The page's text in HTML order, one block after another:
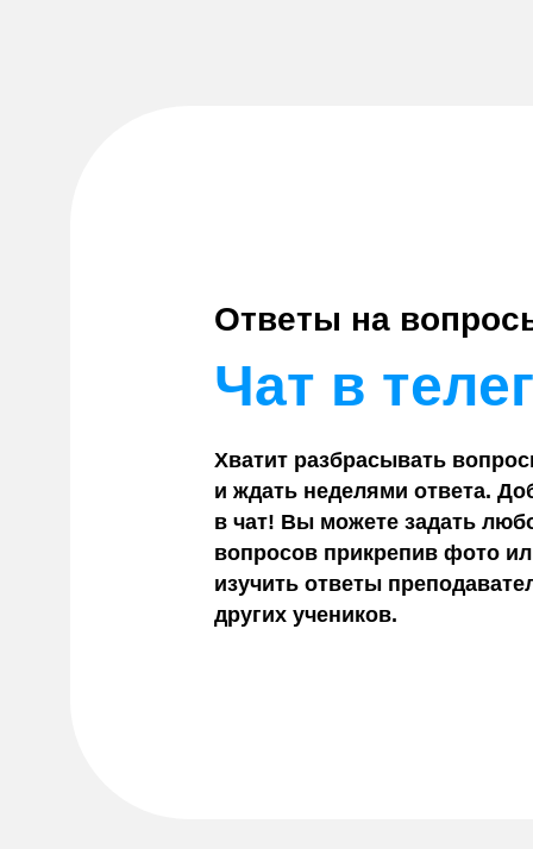
Хватит разбрасывать
и ждать неделями ответа.
в чат! Вы можете задать
вопросов прикрепив фото
изучить ответы
других учеников.
Ответы на
Чат в